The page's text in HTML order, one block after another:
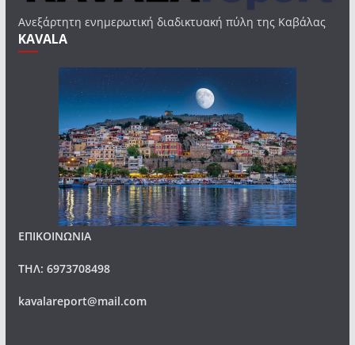
Ανεξάρτητη ενημερωτική διαδικτυακή πύλη της Καβάλας
KAVALA
ΕΠΙΚΟΙΝΩΝΙΑ
ΤΗΛ: 6973708498
kavalareport@mail.com